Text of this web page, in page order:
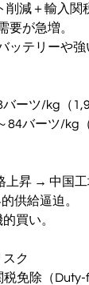
減＋輸入関
要が急増。
ッテリーや
ーツ/kg（
バーツ/kg
昇 → 中国工
供給逼迫。
買い。
ク
免除（Duty-